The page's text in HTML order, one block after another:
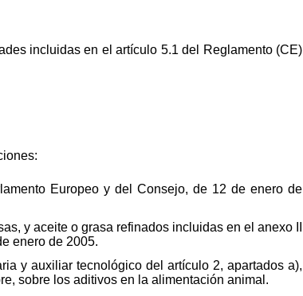
incluidas en el artículo 5.1 del Reglamento (CE)
Europeo y del Consejo, de 12 de enero de
y aceite o grasa refinados incluidas en el anexo II
enero de 2005.
y auxiliar tecnológico del artículo 2, apartados a),
sobre los aditivos en la alimentación animal.